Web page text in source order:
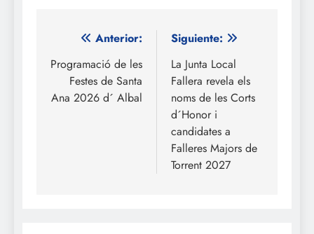
Navegación
de
entradas
Anterior:
Programació de les
Festes de Santa
Ana 2026 d´ Albal
Siguiente:
La Junta Local
Fallera revela els
noms de les Corts
d´Honor i
candidates a
Falleres Majors de
Torrent 2027